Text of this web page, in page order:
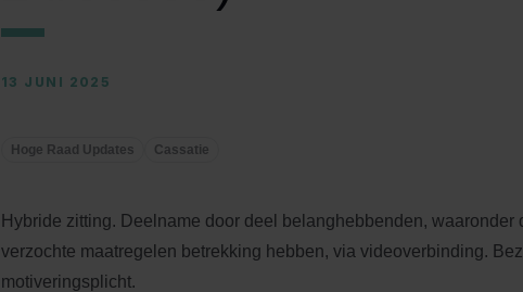
13 JUNI 2025
Hoge Raad Updates Cassatie
Hybride zitting. Deelname door deel belanghebbenden, waaronder
verzochte maatregelen betrekking hebben, via videoverbinding.
motiveringsplicht.